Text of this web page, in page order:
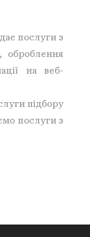
послуги з
оброблення
на веб-
підбору
послуги з